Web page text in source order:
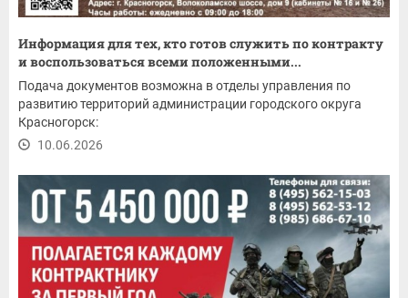
Информация для тех, кто готов служить по контракту
и воспользоваться всеми положенными...
Подача документов возможна в отделы управления по
развитию территорий администрации городского округа
Красногорск:
10.06.2026